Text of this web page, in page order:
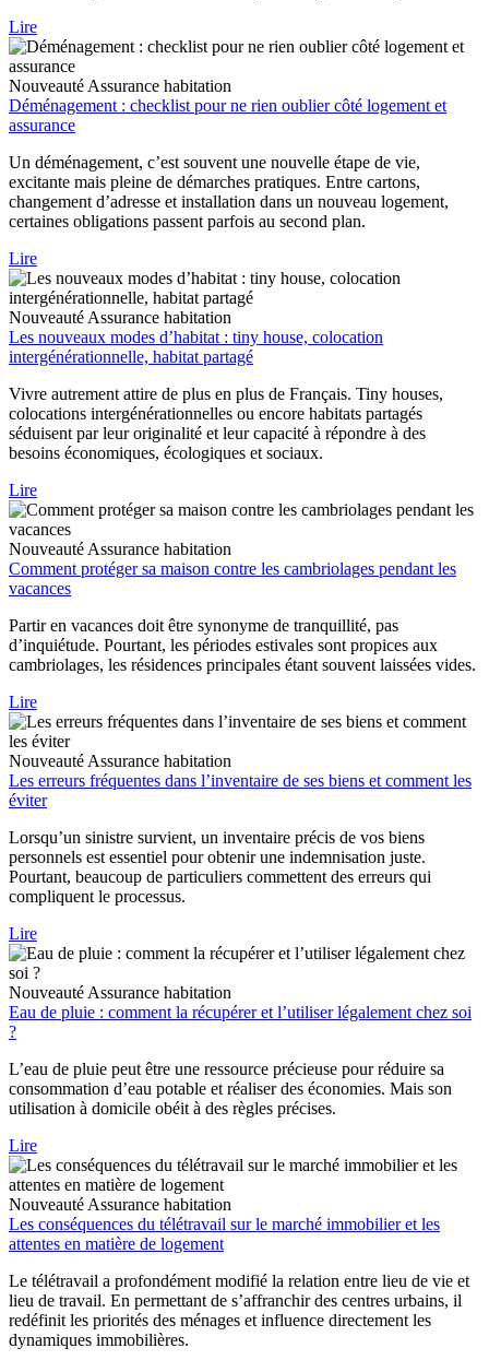
Lire
Nouveauté Assurance habitation
Déménagement : checklist pour ne rien oublier côté logement et
assurance
Un déménagement, c’est souvent une nouvelle étape de vie,
excitante mais pleine de démarches pratiques. Entre cartons,
changement d’adresse et installation dans un nouveau logement,
certaines obligations passent parfois au second plan.
Lire
Nouveauté Assurance habitation
Les nouveaux modes d’habitat : tiny house, colocation
intergénérationnelle, habitat partagé
Vivre autrement attire de plus en plus de Français. Tiny houses,
colocations intergénérationnelles ou encore habitats partagés
séduisent par leur originalité et leur capacité à répondre à des
besoins économiques, écologiques et sociaux.
Lire
Nouveauté Assurance habitation
Comment protéger sa maison contre les cambriolages pendant les
vacances
Partir en vacances doit être synonyme de tranquillité, pas
d’inquiétude. Pourtant, les périodes estivales sont propices aux
cambriolages, les résidences principales étant souvent laissées vides.
Lire
Nouveauté Assurance habitation
Les erreurs fréquentes dans l’inventaire de ses biens et comment les
éviter
Lorsqu’un sinistre survient, un inventaire précis de vos biens
personnels est essentiel pour obtenir une indemnisation juste.
Pourtant, beaucoup de particuliers commettent des erreurs qui
compliquent le processus.
Lire
Nouveauté Assurance habitation
Eau de pluie : comment la récupérer et l’utiliser légalement chez soi
?
L’eau de pluie peut être une ressource précieuse pour réduire sa
consommation d’eau potable et réaliser des économies. Mais son
utilisation à domicile obéit à des règles précises.
Lire
Nouveauté Assurance habitation
Les conséquences du télétravail sur le marché immobilier et les
attentes en matière de logement
Le télétravail a profondément modifié la relation entre lieu de vie et
lieu de travail. En permettant de s’affranchir des centres urbains, il
redéfinit les priorités des ménages et influence directement les
dynamiques immobilières.